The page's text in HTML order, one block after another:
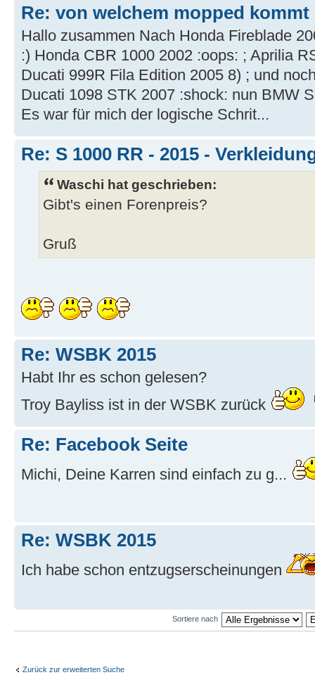
Re: von welchem mopped kommt
Hallo zusammen Nach Honda Fireblade
:) Honda CBR 1000 2002 :oops: ; Aprilia
Ducati 999R Fila Edition 2005 8) ; und
Ducati 1098 STK 2007 :shock: nun BMW
Es war für mich der logische Schrit...
Re: S 1000 RR - 2015 -
Waschi hat geschrieben:
Gibt's einen Forenpreis?
Gruß
Re: WSBK 2015
Habt Ihr es schon gelesen?
Troy Bayliss ist in der WSBK zurück
Re: Facebook Seite
Michi, Deine Karren sind einfach zu g...
Re: WSBK 2015
Ich habe schon entzugserscheinungen
Sortiere nach
Zurück zur erweiterten Suche